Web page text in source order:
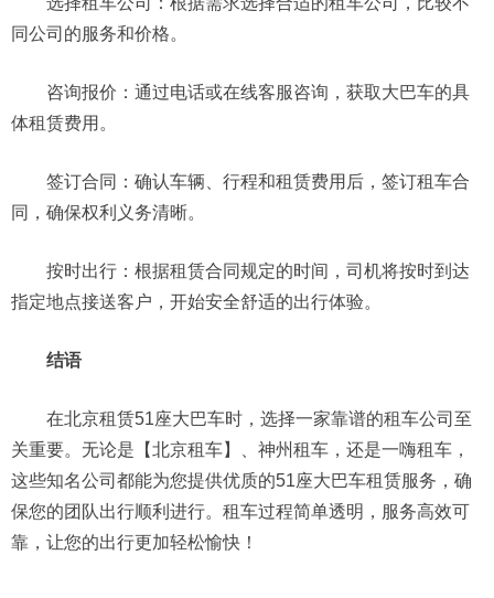
同公司的服务和价格。
咨询报价：通过电话或在线客服咨询，获取大巴车的具
体租赁费用。
签订合同：确认车辆、行程和租赁费用后，签订租车合
同，确保权利义务清晰。
按时出行：根据租赁合同规定的时间，司机将按时到达
指定地点接送客户，开始安全舒适的出行体验。
结语
在北京租赁51座大巴车时，选择一家靠谱的租车公司至
关重要。无论是【北京租车】、神州租车，还是一嗨租车，
这些知名公司都能为您提供优质的51座大巴车租赁服务，确
保您的团队出行顺利进行。租车过程简单透明，服务高效可
靠，让您的出行更加轻松愉快！